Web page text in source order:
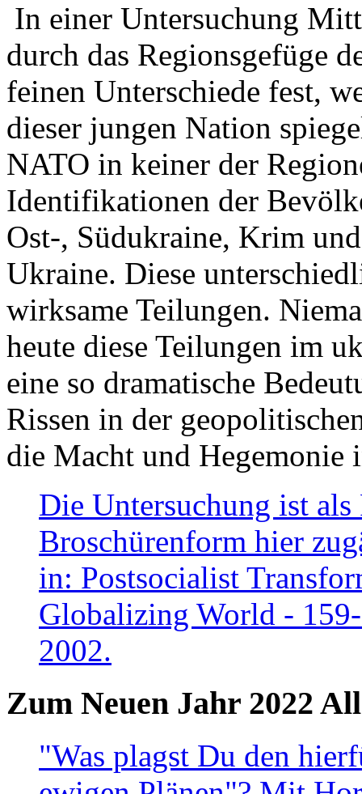
In einer Untersuchung
durch das Regionsgefüge
feinen Unterschiede fest,
dieser jungen Nation
NATO in keiner der
Identifikationen der
Ost-, Südukraine, Krim
Ukraine. Diese
wirksame Teilungen.
heute diese Teilungen im
eine so dramatische
Rissen in der
die Macht und Hegemonie
Die Untersuchung ist
Broschürenform hier
in: Postsocialist
Globalizing World -
2002.
Zum Neuen Jahr 2022
"Was plagst Du den